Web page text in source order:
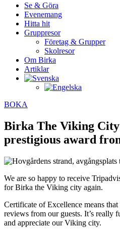
Se & Göra
Evenemang
Hitta hit
Gruppresor
Företag & Grupper
Skolresor
Om Birka
Artiklar
BOKA
Birka The Viking City
prestigious award
We are so happy to receive
for Birka the Viking city again.
Certificate of Excellence means
reviews from our guests. It’s really
and appreciate our Viking city.